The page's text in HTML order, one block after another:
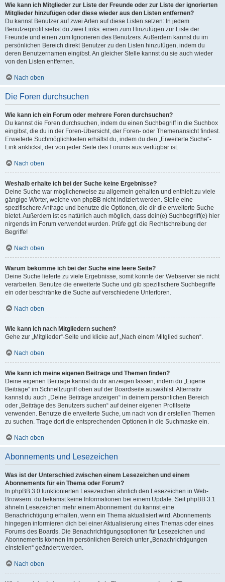
Wie kann ich Mitglieder zur Liste der Freunde oder zur Liste der ignorierten
Mitglieder hinzufügen oder diese wieder aus den Listen entfernen?
Du kannst Benutzer auf zwei Arten auf diese Listen setzen: In jedem
Benutzerprofil siehst du zwei Links: einen zum Hinzufügen zur Liste der
Freunde und einen zum Ignorieren des Benutzers. Außerdem kannst du im
persönlichen Bereich direkt Benutzer zu den Listen hinzufügen, indem du
deren Benutzernamen eingibst. An gleicher Stelle kannst du sie auch wieder
von den Listen entfernen.
Nach oben
Die Foren durchsuchen
Wie kann ich ein Forum oder mehrere Foren durchsuchen?
Du kannst die Foren durchsuchen, indem du einen Suchbegriff in die Suchbox
eingibst, die du in der Foren-Übersicht, der Foren- oder Themenansicht findest.
Erweiterte Suchmöglichkeiten erhältst du, indem du den „Erweiterte Suche“-
Link anklickst, der von jeder Seite des Forums aus verfügbar ist.
Nach oben
Weshalb erhalte ich bei der Suche keine Ergebnisse?
Deine Suche war möglicherweise zu allgemein gehalten und enthielt zu viele
gängige Wörter, welche von phpBB nicht indiziert werden. Stelle eine
spezifischere Anfrage und benutze die Optionen, die dir die erweiterte Suche
bietet. Außerdem ist es natürlich auch möglich, dass dein(e) Suchbegriff(e) hier
nirgends im Forum verwendet wurden. Prüfe ggf. die Rechtschreibung der
Begriffe!
Nach oben
Warum bekomme ich bei der Suche eine leere Seite?
Deine Suche lieferte zu viele Ergebnisse, somit konnte der Webserver sie nicht
verarbeiten. Benutze die erweiterte Suche und gib spezifischere Suchbegriffe
ein oder beschränke die Suche auf verschiedene Unterforen.
Nach oben
Wie kann ich nach Mitgliedern suchen?
Gehe zur „Mitglieder“-Seite und klicke auf „Nach einem Mitglied suchen“.
Nach oben
Wie kann ich meine eigenen Beiträge und Themen finden?
Deine eigenen Beiträge kannst du dir anzeigen lassen, indem du „Eigene
Beiträge“ im Schnellzugriff oben auf der Boardseite auswählst. Alternativ
kannst du auch „Deine Beiträge anzeigen“ in deinem persönlichen Bereich
oder „Beiträge des Benutzers suchen“ auf deiner eigenen Profilseite
verwenden. Benutze die erweiterte Suche, um nach von dir erstellen Themen
zu suchen. Trage dort die entsprechenden Optionen in die Suchmaske ein.
Nach oben
Abonnements und Lesezeichen
Was ist der Unterschied zwischen einem Lesezeichen und einem
Abonnements für ein Thema oder Forum?
In phpBB 3.0 funktionierten Lesezeichen ähnlich den Lesezeichen in Web-
Browsern: du bekamst keine Informationen bei einem Update. Seit phpBB 3.1
ähneln Lesezeichen mehr einem Abonnement: du kannst eine
Benachrichtigung erhalten, wenn ein Thema aktualisiert wird. Abonnements
hingegen informieren dich bei einer Aktualisierung eines Themas oder eines
Forums des Boards. Die Benachrichtigungsoptionen für Lesezeichen und
Abonnements können im persönlichen Bereich unter „Benachrichtigungen
einstellen“ geändert werden.
Nach oben